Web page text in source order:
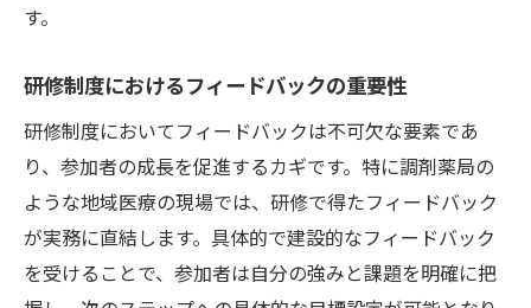
す。
研修制度におけるフィードバックの重要性
研修制度においてフィードバックは不可欠な要素であ
り、参加者の成長を促進するカギです。特に調剤薬局の
ような地域医療の現場では、研修で得たフィードバック
が実務に直結します。具体的で建設的なフィードバック
を受けることで、参加者は自分の強みと課題を明確に把